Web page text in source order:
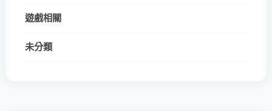
遊戲相關
未分類